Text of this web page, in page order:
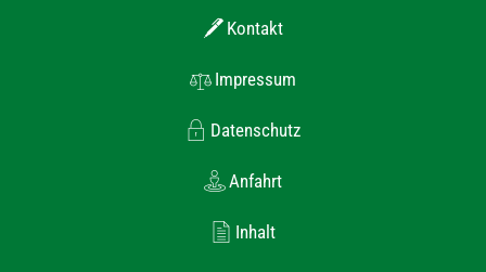
Kontakt
Impressum
Datenschutz
Anfahrt
Inhalt